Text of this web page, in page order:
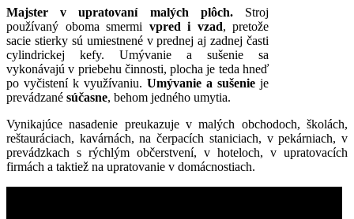
Majster v upratovaní malých plôch. Stroj
používaný oboma smermi vpred i vzad, pretože
sacie stierky sú umiestnené v prednej aj zadnej časti
cylindrickej kefy. Umývanie a sušenie sa
vykonávajú v priebehu činnosti, plocha je teda hneď
po vyčistení k využívaniu. Umývanie a sušenie je
prevádzané súčasne, behom jedného umytia.
Vynikajúce nasadenie preukazuje v malých obchodoch, školách,
reštauráciach, kavárnách, na čerpacích staniciach, v pekárniach, v
prevádzkach s rýchlým občerstvení, v hoteloch, v upratovacích
firmách a taktiež na upratovanie v domácnostiach.